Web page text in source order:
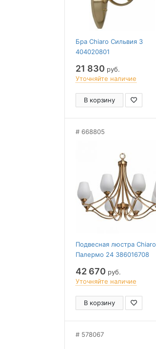
Бра Chiaro Сильвия 3
404020801
21 830 руб.
Уточняйте наличие
В корзину
668805
Подвесная люстра Chiaro
Палермо 24 386016708
42 670 руб.
Уточняйте наличие
В корзину
578067